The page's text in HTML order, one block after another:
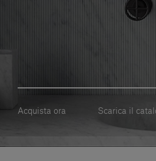
Acquista ora Scarica il